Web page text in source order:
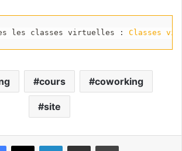
les classes virtuelles : Classes
cours coworking
site
Facebook
X LinkedinPartager par email Imprimer